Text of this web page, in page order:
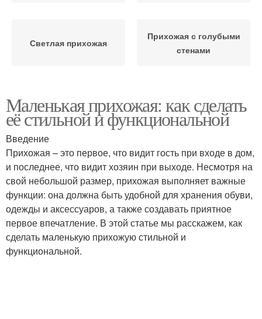
Светлая прихожая
Прихожая с голубыми
стенами
Маленькая прихожая: как сделать
её стильной и функциональной
Введение
Прихожая – это первое, что видит гость при входе в дом,
и последнее, что видит хозяин при выходе. Несмотря на
свой небольшой размер, прихожая выполняет важные
функции: она должна быть удобной для хранения обуви,
одежды и аксессуаров, а также создавать приятное
первое впечатление. В этой статье мы расскажем, как
сделать маленькую прихожую стильной и
функциональной.